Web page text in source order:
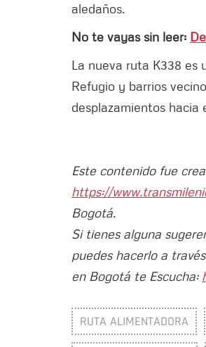
aledaños.
No te vayas sin leer:
La nueva ruta K338 es
Refugio y barrios
desplazamientos hacia
Este contenido fue
https://
Bogotá.
Si tienes alguna
puedes hacerlo a
en Bogotá te Escucha:
RUTA ALIMENTADORA